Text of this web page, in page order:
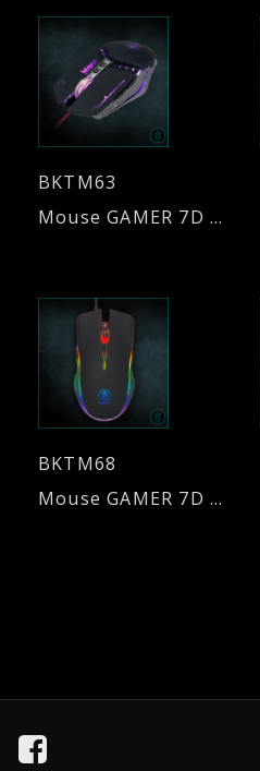
BKTM63
Mouse GAMER 7D - 3200 DPI - Base metálica
BKTM68
Mouse GAMER 7D - 6000DPI